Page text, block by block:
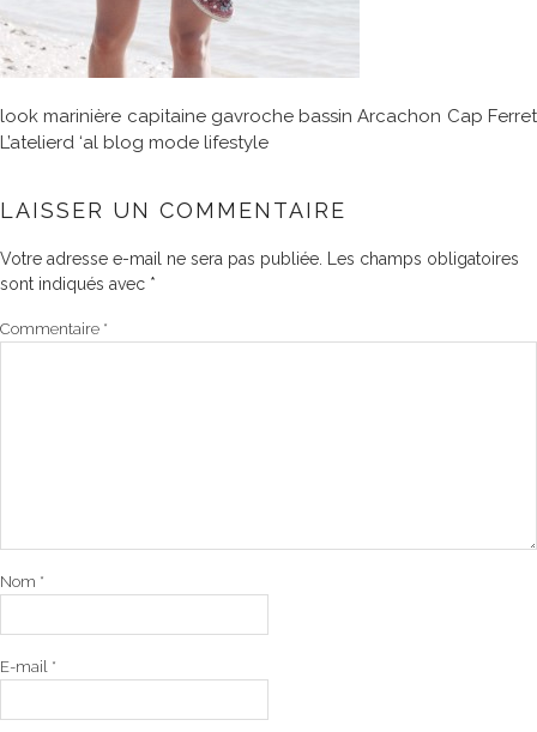
look marinière capitaine gavroche bassin Arcachon Cap Ferret
L’atelierd ‘al blog mode lifestyle
LAISSER UN COMMENTAIRE
Votre adresse e-mail ne sera pas publiée.
Les champs obligatoires
sont indiqués avec *
Commentaire *
Nom *
E-mail *